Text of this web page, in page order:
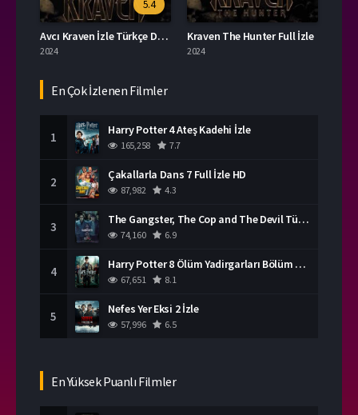
5.4
Avcı Kraven İzle Türkçe Dublaj İzle
2024
Kraven The Hunter Full İzle
2024
En Çok İzlenen Filmler
1 Harry Potter 4 Ateş Kadehi İzle
165,258 7.7
2 Çakallarla Dans 7 Full İzle HD
87,982 4.3
3 The Gangster, The Cop and The Devil Türkçe Dublaj İzle
74,160 6.9
4 Harry Potter 8 Ölüm Yadirgarları Bölüm 2 İzle
67,651 8.1
5 Nefes Yer Eksi 2 İzle
57,996 6.5
En Yüksek Puanlı Filmler